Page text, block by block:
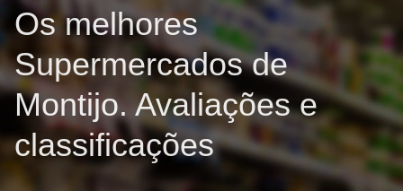
Os melhores
Supermercados de
Montijo. Avaliações e
classificações